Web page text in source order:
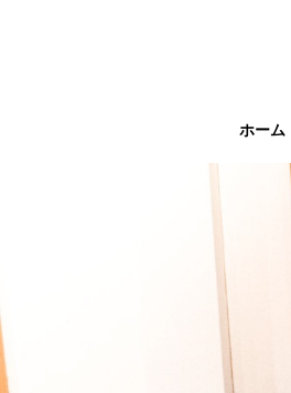
ホーム
ホーム